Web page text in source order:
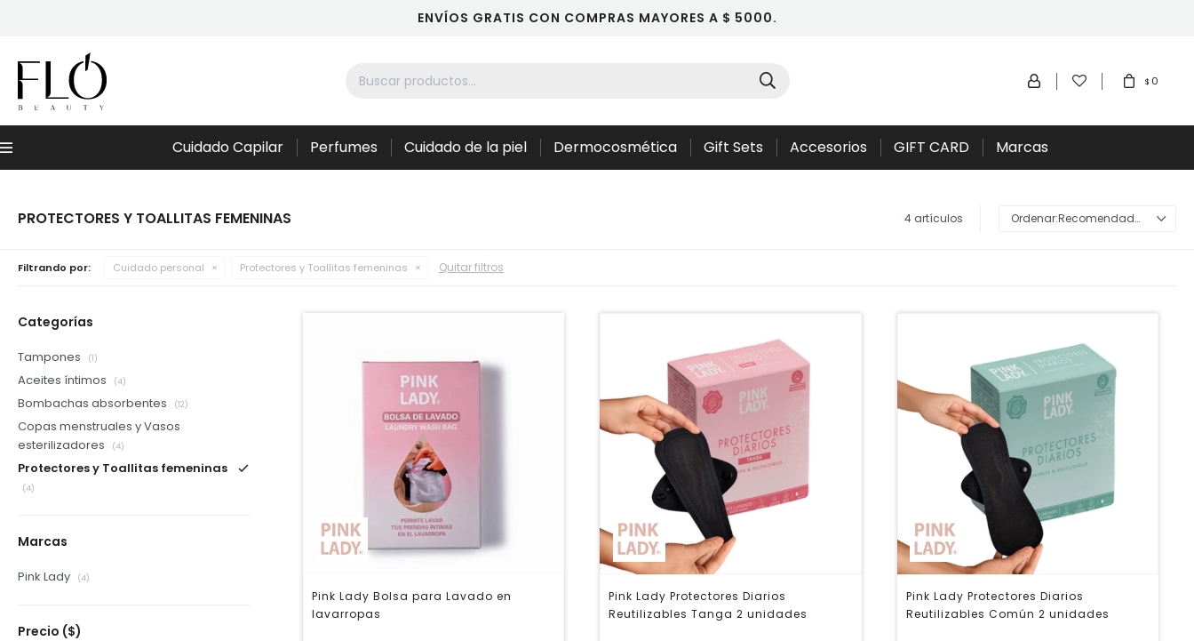
ENVÍOS GRATIS CON COMPRAS MAYORES A $ 5000.
Menú Cuidado Capilar Perfumes Cuidado de la piel Dermocosmética Gift Sets Accesorios GIFT CARD Marcas
$ 0
PROTECTORES Y TOALLITAS FEMENINAS 4 artículos Recomendados
Filtrando por: Cuidado personal Protectores y Toallitas femeninas Quitar filtros
Pink Lady Bolsa para Lavado en
lavarropas
Pink Lady Protectores Diarios
Reutilizables Tanga 2 unidades
Pink Lady Protectores Diarios
Reutilizables Común 2 unidades
Categorías
Tampones (1)
Aceites íntimos (4)
Bombachas absorbentes (12)
Copas menstruales y Vasos
esterilizadores
(4)
Protectores y Toallitas femeninas
(4)
Marcas
Pink Lady (4)
Precio ($)